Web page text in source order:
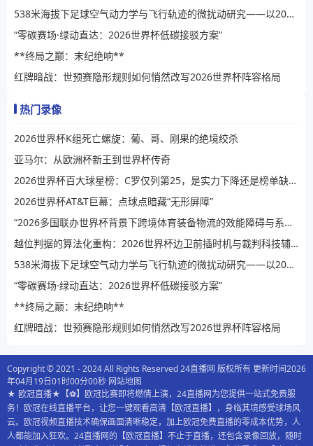
538米海拔下足球空气动力学与飞行轨迹的微扰动研究——以2026世界杯BBVA球场为例
“零碳赛场·绿动直达：2026世界杯低碳接驳方案”
**终局之巅：末纪绝响**
红牌暗战：世预赛隐形规则如何悄然改写2026世界杯阵容格局
热门录像
2026世界杯K组死亡螺旋：葡、哥、刚果的绝境绞杀
亚马尔：从欧洲杯新王到世界杯传奇
2026世界杯百大球星榜：C罗仅列第25，是实力下降还是榜单缺乏公信力？
2026世界杯AT&T巨幕：点球点暗藏“无形屏障”
“2026多国联办世界杯背景下跨境体育装备物流的效能障碍与系统性提升路径”
越位判据的算法化重构：2026世界杯边卫前插时机与裁判科技辅助决策的演进逻辑
538米海拔下足球空气动力学与飞行轨迹的微扰动研究——以2026世界杯BBVA球场为例
“零碳赛场·绿动直达：2026世界杯低碳接驳方案”
**终局之巅：末纪绝响**
红牌暗战：世预赛隐形规则如何悄然改写2026世界杯阵容格局
Copyright © 2021 - 2024 All Rights Reserved 24直播网 版权所有 更新时间2026
年04月19日01时00分00秒 网站地图
★ 欧冠直播★【⚽️】欧冠比赛即将燃情上演，24直播网为您提供一站式免费服
务！欧冠在线直播平台，让您一键观看高清【欧冠直播】，身临其境感受球场风
云。欧冠视频直播技术确保画面清晰稳定，加上欧冠免费直播的零成本优势，人
人都能加入狂欢。24直播网的【欧冠直播】不止于直播，还包含录像回放，随时